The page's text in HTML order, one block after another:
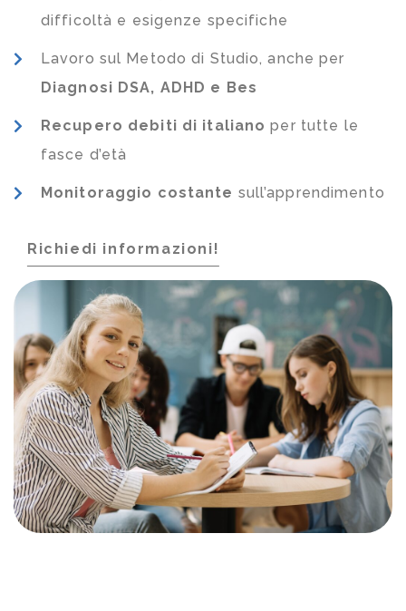
difficoltà e esigenze specifiche
Lavoro sul Metodo di Studio, anche per
Diagnosi DSA, ADHD e Bes
Recupero debiti di italiano per tutte le
fasce d’età
Monitoraggio costante sull’apprendimento
Richiedi informazioni!